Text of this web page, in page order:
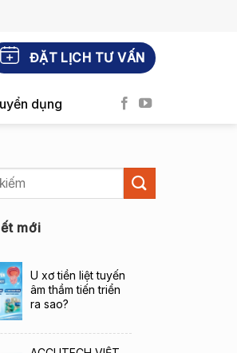
ĐẶT LỊCH TƯ VẤN
dụng
mới
U xơ tiền liệt tuyến
âm thầm tiến triển
ra sao?